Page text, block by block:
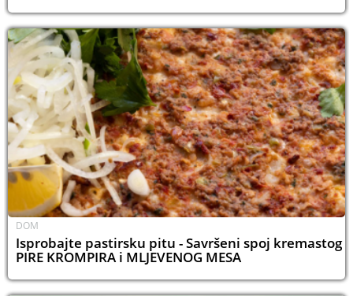
DOM
Isprobajte pastirsku pitu - Savršeni spoj kremastog
PIRE KROMPIRA i MLJEVENOG MESA